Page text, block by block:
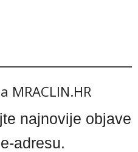
MRACLIN.HR
najnovije objave
adresu.